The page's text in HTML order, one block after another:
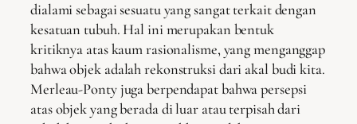
dialami sebagai sesuatu yang sangat terkait dengan
kesatuan tubuh. Hal ini merupakan bentuk
kritiknya atas kaum rasionalisme, yang menganggap
bahwa objek adalah rekonstruksi dari akal budi kita.
Merleau-Ponty juga berpendapat bahwa persepsi
atas objek yang berada di luar atau terpisah dari